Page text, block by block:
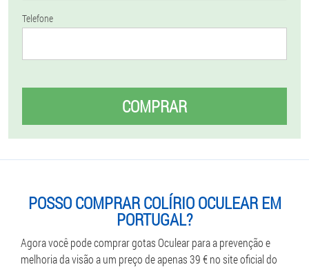
Telefone
COMPRAR
POSSO COMPRAR COLÍRIO OCULEAR EM
PORTUGAL?
Agora você pode comprar gotas Oculear para a prevenção e
melhoria da visão a um preço de apenas 39 € no site oficial do